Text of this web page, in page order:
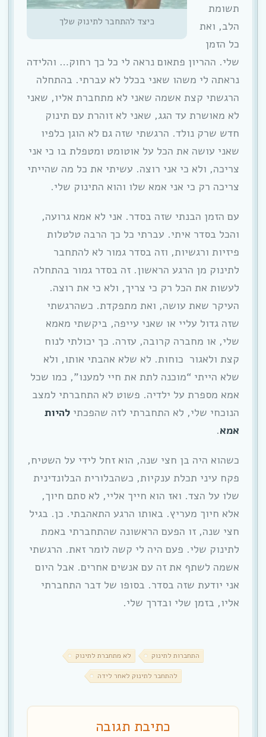
כיצד להתחבר לתינוק שלך
תשומת
הלב, ואת
כל הזמן
שלי. ההריון פתאום נראה לי כל כך רחוק… והלידה
נראתה לי משהו שאני בכלל לא עברתי. בהתחלה
הרגשתי קצת אשמה שאני לא מתחברת אליו, שאני
לא מאושרת עד הגג, שאני לא זוהרת עם תינוק
חדש שרק נולד. הרגשתי שזה גם לא הוגן כלפיו
שאני עושה את הכל על אוטומט ומטפלת בו כי אני
צריכה, ולא כי אני רוצה. עשיתי את כל מה שהייתי
צריכה רק כי אני אמא שלו והוא התינוק שלי.
עם הזמן הבנתי שזה בסדר. אני לא אמא גרועה,
והכל בסדר איתי. עברתי כל כך הרבה טלטלות
פיזיות ורגשיות, וזה בסדר גמור לא להתחבר
לתינוק מן הרגע הראשון. זה בסדר גמור בהתחלה
לעשות את הכל רק כי צריך, ולא כי את רוצה.
העיקר שאת עושה, ואת מתפקדת. כשהרגשתי
שזה גדול עליי או שאני עייפה, ביקשתי מאמא
שלי, או מחברה קרובה, עזרה. כך יכולתי לנוח
קצת ולאגור כוחות. לא שלא אהבתי אותו, ולא
שלא הייתי “מוכנה לתת את חיי למענו”, כמו שכל
אמא מספרת על ילדיה. פשוט לא התחברתי למצב
הנוכחי שלי, לא התחברתי לזה שהפכתי להיות
אמא.
כשהוא היה בן חצי שנה, הוא זחל לידי על השטיח,
פקח עיני תכלת ענקיות, כשהבלורית הבלונדינית
שלו על הצד. ואז הוא חייך אליי, לא סתם חיוך,
אלא חיוך מעריץ. באותו הרגע התאהבתי. כן. בגיל
חצי שנה, זו הפעם הראשונה שהתחברתי באמת
לתינוק שלי. פעם היה לי קשה לומר זאת. הרגשתי
אשמה לשתף את זה עם אנשים אחרים. אבל היום
אני יודעת שזה בסדר. בסופו של דבר התחברתי
אליו, בזמן שלי ובדרך שלי.
התחברות לתינוק לא מתחברת לתינוק
להתחבר לתינוק לאחר לידה
כתיבת תגובה